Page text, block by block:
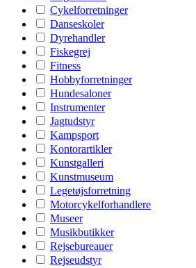
Cykelforretninger
Danseskoler
Dyrehandler
Fiskegrej
Fitness
Hobbyforretninger
Hundesaloner
Instrumenter
Jagtudstyr
Kampsport
Kontorartikler
Kunstgalleri
Kunstmuseum
Legetøjsforretning
Motorcykelforhandlere
Museer
Musikbutikker
Rejsebureauer
Rejseudstyr